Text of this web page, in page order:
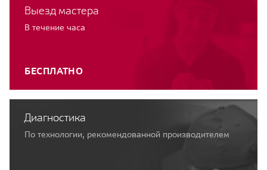
Выезд мастера
В течение часа
БЕСПЛАТНО
Диагностика
По технологии, рекомендованной производителем